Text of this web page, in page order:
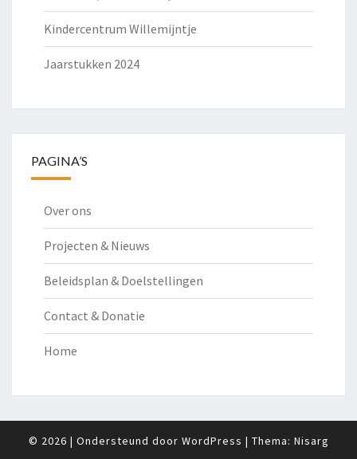
Kindercentrum Willemijntje
Jaarstukken 2024
PAGINA’S
Over ons
Projecten & Nieuws
Beleidsplan & Doelstellingen
Contact & Donatie
Home
© 2026 | Ondersteund door WordPress | Thema: Nisarg